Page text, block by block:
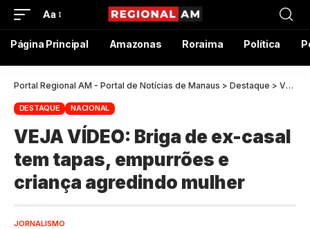
Aa
Página Principal Amazonas Roraima Política
Portal Regional AM - Portal de Notícias de Manaus > Destaque > VEJA VÍDEO: Briga de ex-casal tem tapas, empurrões e criança agredindo mulher
DESTAQUE NACIONAL
VEJA VÍDEO: Briga de ex-casal
tem tapas, empurrões e
criança agredindo mulher
JORNALISMO